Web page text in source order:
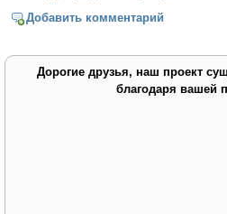
Добавить комментарий
Дорогие друзья, наш проект
благодаря вашей